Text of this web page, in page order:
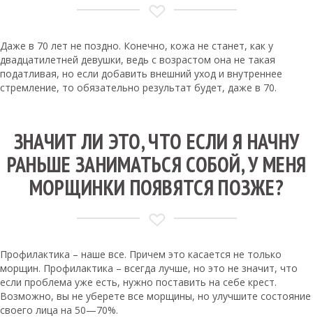
Даже в 70 лет не поздно. Конечно, кожа не станет, как у
двадцатилетней девушки, ведь с возрастом она не такая
податливая, но если добавить внешний уход и внутреннее
стремление, то обязательно результат будет, даже в 70.
ЗНАЧИТ ЛИ ЭТО, ЧТО ЕСЛИ Я НАЧНУ
РАНЬШЕ ЗАНИМАТЬСЯ СОБОЙ, У МЕНЯ
МОРЩИНКИ ПОЯВЯТСЯ ПОЗЖЕ?
Профилактика – наше все. Причем это касается не только
морщин. Профилактика – всегда лучше, но это не значит, что
если проблема уже есть, нужно поставить на себе крест.
Возможно, вы не уберете все морщины, но улучшите состояние
своего лица на 50—70%.